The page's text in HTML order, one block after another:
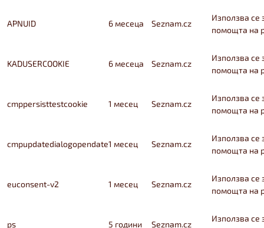
APNUID 6 месеца Seznam.cz
Използва се
помощта на
KADUSERCOOKIE 6 месеца Seznam.cz
Използва се
помощта на
cmppersisttestcookie 1 месец Seznam.cz
Използва се
помощта на
cmpupdatedialogopendate1 месец Seznam.cz
Използва се
помощта на
euconsent-v2 1 месец Seznam.cz
Използва се
помощта на
ps 5 години Seznam.cz
Използва се